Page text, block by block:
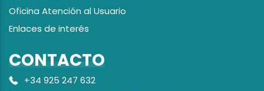
Oficina Atención al Usuario
Enlaces de interés
CONTACTO
+34 925 247 632